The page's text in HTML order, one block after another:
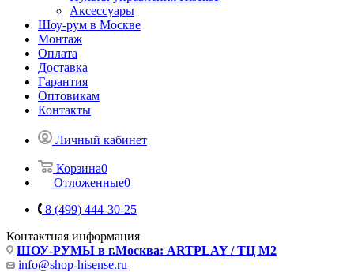
Аксессуары
Шоу-рум в Москве
Монтаж
Оплата
Доставка
Гарантия
Оптовикам
Контакты
Личный кабинет
Корзина0
Отложенные0
8 (499) 444-30-25
Контактная информация
ШОУ-РУМЫ в г.Москва: ARTPLAY / ТЦ М2
info@shop-hisense.ru